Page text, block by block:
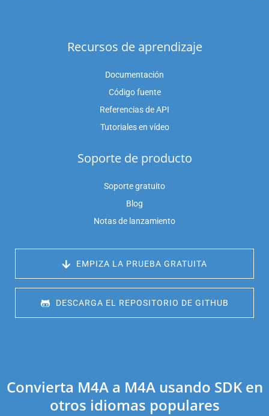
Recursos de aprendizaje
Documentación
Código fuente
Referencias de API
Tutoriales en vídeo
Soporte de producto
Soporte gratuito
Blog
Notas de lanzamiento
EMPIZA LA PRUEBA GRATUITA
DESCARGA EL REPOSITORIO DE GITHUB
Convierta M4A a M4A usando SDK en
otros idiomas populares